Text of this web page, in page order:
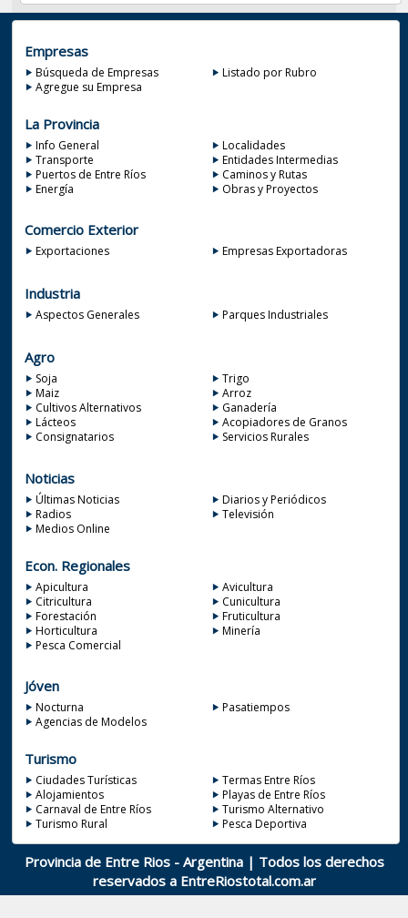
Empresas
Búsqueda de Empresas
Listado por Rubro
Agregue su Empresa
La Provincia
Info General
Localidades
Transporte
Entidades Intermedias
Puertos de Entre Ríos
Caminos y Rutas
Energía
Obras y Proyectos
Comercio Exterior
Exportaciones Empresas Exportadoras
Industria
Aspectos Generales Parques Industriales
Agro
Soja
Trigo
Maiz
Arroz
Cultivos Alternativos
Ganadería
Lácteos
Acopiadores de Granos
Consignatarios
Servicios Rurales
Noticias
Últimas Noticias
Diarios y Periódicos
Radios
Televisión
Medios Online
Econ. Regionales
Apicultura
Avicultura
Citricultura
Cunicultura
Forestación
Fruticultura
Horticultura
Minería
Pesca Comercial
Jóven
Nocturna
Pasatiempos
Agencias de Modelos
Turismo
Ciudades Turísticas
Termas Entre Ríos
Alojamientos
Playas de Entre Ríos
Carnaval de Entre Ríos
Turismo Alternativo
Turismo Rural
Pesca Deportiva
Provincia de Entre Rios - Argentina | Todos los derechos
reservados a EntreRiostotal.com.ar